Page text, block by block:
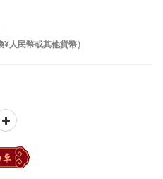
¥人民幣或其他貨幣）